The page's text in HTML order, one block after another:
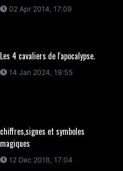
02 Apr 2014, 17:09
Les 4 cavaliers de l'apocalypse.
14 Jan 2024, 19:55
chiffres,signes et symboles
magiques
12 Dec 2018, 17:04